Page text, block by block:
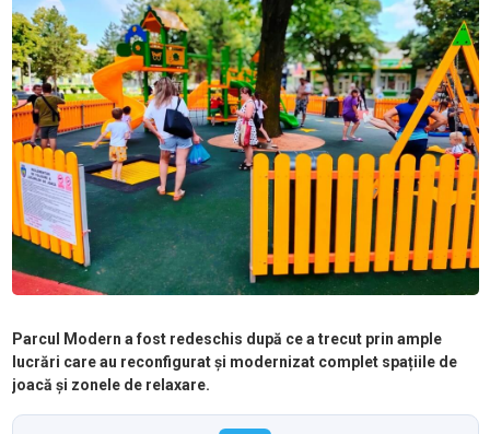
Parcul Modern a fost redeschis după ce a trecut prin ample
lucrări care au reconfigurat și modernizat complet spațiile de
joacă și zonele de relaxare.